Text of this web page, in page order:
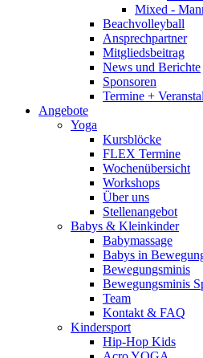
Mixed -
Beachvolleyball
Ansprechpartner
Mitgliedsbeitrag
News und Berichte
Sponsoren
Termine +
Angebote
Yoga
Kursblöcke
FLEX Termine
Wochenübersicht
Workshops
Über uns
Stellenangebot
Babys & Kleinkinder
Babymassage
Babys in
Bewegungsminis
Bewegungsminis
Team
Kontakt & FAQ
Kindersport
Hip-Hop Kids